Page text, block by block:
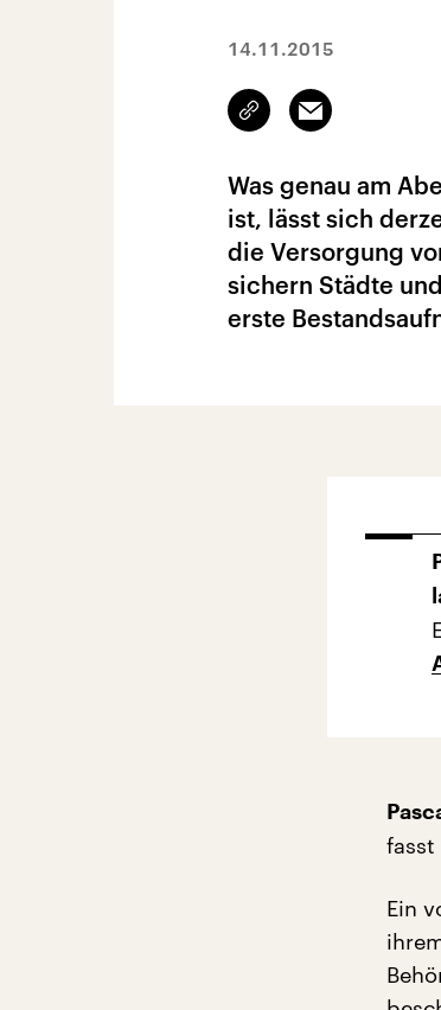
14.11.2015
Link
kopieren/teilen
Email
Was genau am
ist, lässt sich
die Versorgung
sichern Städte
erste
fasst
Ein